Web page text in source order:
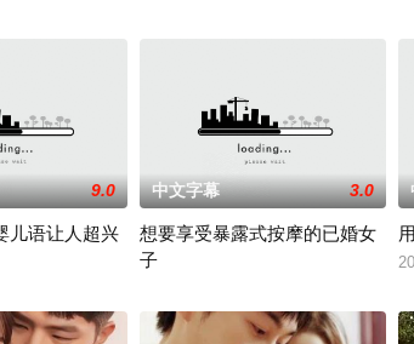
约。她惊喜之余却感到不安，态度犹豫。这让曾被花恋
9.0
儿语让人超兴
中文字幕 3.0
想要享受暴露式按摩的已婚女
子